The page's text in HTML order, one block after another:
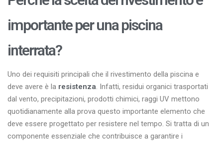
importante per una piscina
interrata?
Uno dei requisiti principali che il rivestimento della piscina e
deve avere è la resistenza. Infatti, residui organici trasportati
dal vento, precipitazioni, prodotti chimici, raggi UV mettono
quotidianamente alla prova questo importante elemento che
deve essere progettato per resistere nel tempo. Si tratta di un
componente essenziale che contribuisce a garantire i